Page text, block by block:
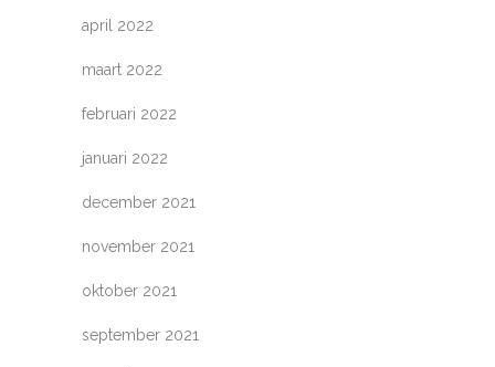
april 2022
maart 2022
februari 2022
januari 2022
december 2021
november 2021
oktober 2021
september 2021